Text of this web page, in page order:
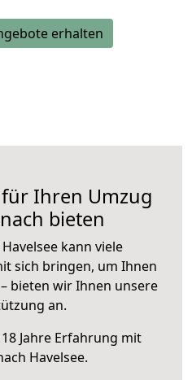
erhalten
Ihren Umzug
bieten
kann viele
sich bringen, um Ihnen
bieten wir Ihnen unsere
an.
Jahre Erfahrung mit
Havelsee.